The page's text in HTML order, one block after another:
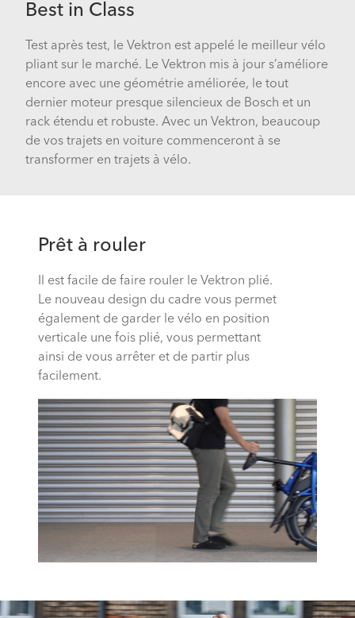
Best in Class
Test après test, le Vektron est appelé le meilleur vélo
pliant sur le marché. Le Vektron mis à jour s’améliore
encore avec une géométrie améliorée, le tout
dernier moteur presque silencieux de Bosch et un
rack étendu et robuste. Avec un Vektron, beaucoup
de vos trajets en voiture commenceront à se
transformer en trajets à vélo.
Prêt à rouler
Il est facile de faire rouler le Vektron plié.
Le nouveau design du cadre vous permet
également de garder le vélo en position
verticale une fois plié, vous permettant
ainsi de vous arrêter et de partir plus
facilement.